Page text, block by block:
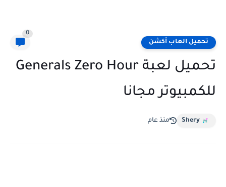
تحميل العاب أكشن
0
تحميل لعبة Generals Zero Hour
للكمبيوتر مجانا
Shery منذ عام